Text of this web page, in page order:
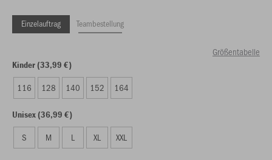
Einzelauftrag Teambestellung
Größentabelle
Kinder (33,99 €)
116 128 140 152 164
Unisex (36,99 €)
S M L XL XXL